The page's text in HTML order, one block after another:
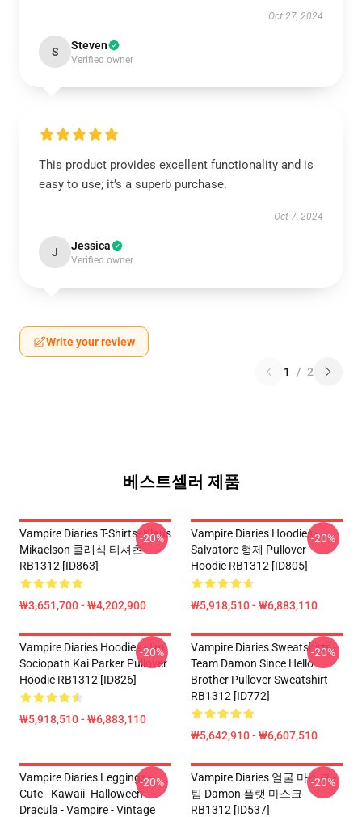
Oct 27, 2024
S Steven
Verified owner
This product provides excellent functionality and is
easy to use; it’s a superb purchase.
Oct 7, 2024
J Jessica
Verified owner
Write your review
1 / 2
베스트셀러 제품
Vampire Diaries T-Shirts- Klaus
Mikaelson 클래식 티셔츠
RB1312 [ID863]
₩3,651,700 - ₩4,202,900
-20%
Vampire Diaries Hoodies -
Salvatore 형제 Pullover
Hoodie RB1312 [ID805]
₩5,918,510 - ₩6,883,110
-20%
Vampire Diaries Hoodies - I'm
Sociopath Kai Parker Pullover
Hoodie RB1312 [ID826]
₩5,918,510 - ₩6,883,110
-20%
Vampire Diaries Sweatshirts -
Team Damon Since Hello
Brother Pullover Sweatshirt
RB1312 [ID772]
₩5,642,910 - ₩6,607,510
-20%
Vampire Diaries Leggings -
Cute - Kawaii -Halloween -
Dracula - Vampire - Vintage
-20%
Vampire Diaries 얼굴 마스크 -
팀 Damon 플랫 마스크
RB1312 [ID537]
-20%